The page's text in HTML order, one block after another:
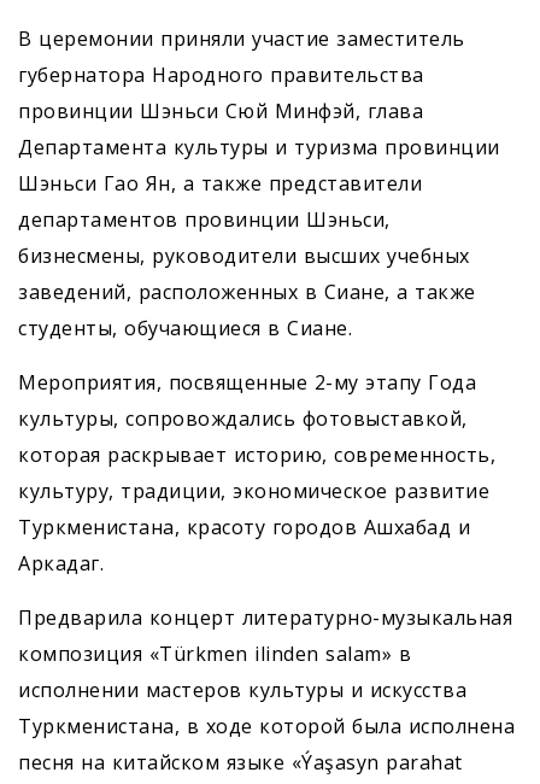
В церемонии приняли участие заместитель
губернатора Народного правительства
провинции Шэньси Сюй Минфэй, глава
Департамента культуры и туризма провинции
Шэньси Гао Ян, а также представители
департаментов провинции Шэньси,
бизнесмены, руководители высших учебных
заведений, расположенных в Сиане, а также
студенты, обучающиеся в Сиане.
Мероприятия, посвященные 2-му этапу Года
культуры, сопровождались фотовыставкой,
которая раскрывает историю, современность,
культуру, традиции, экономическое развитие
Туркменистана, красоту городов Ашхабад и
Аркадаг.
Предварила концерт литературно-музыкальная
композиция «Türkmen ilinden salam» в
исполнении мастеров культуры и искусства
Туркменистана, в ходе которой была исполнена
песня на китайском языке «Ýaşasyn parahat